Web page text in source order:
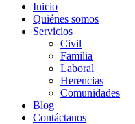
Inicio
Quiénes somos
Servicios
Civil
Familia
Laboral
Herencias
Comunidades
Blog
Contáctanos